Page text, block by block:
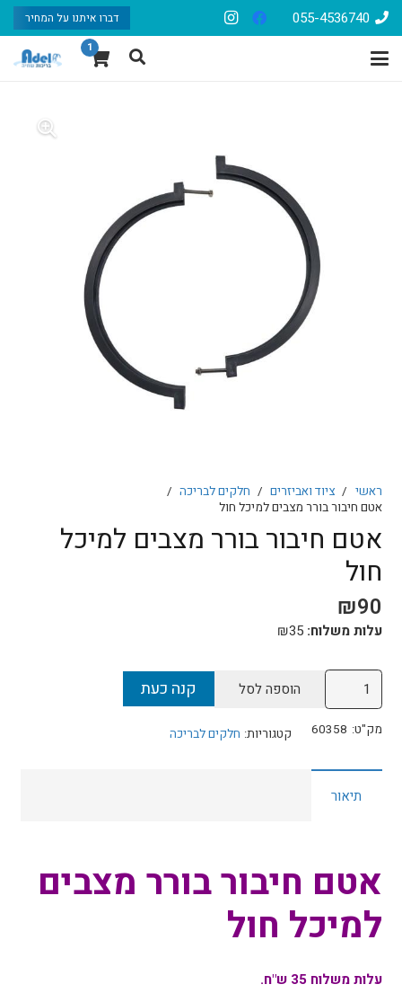
055-4536740 דברו איתנו על המחיר
1
ראשי / ציוד ואביזרים / חלקים לבריכה /
אטם חיבור בורר מצבים למיכל חול
אטם חיבור בורר מצבים למיכל
חול
₪90
עלות משלוח: ₪35
כמות
של
אטם
בורר
מצבים
הוספה לסל קנה כעת
מק"ט: 60358 קטגוריות: חלקים לבריכה
תיאור
אטם חיבור בורר מצבים
למיכל חול
עלות משלוח 35 ש"ח.